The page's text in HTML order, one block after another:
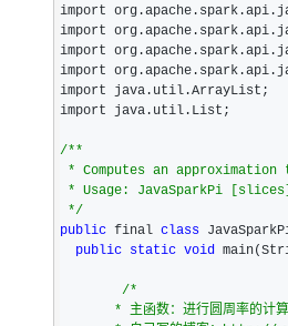
import
import
import
import
import java.util.ArrayList;
import java.util.List;
/**
*/
public final class
public static void
/*